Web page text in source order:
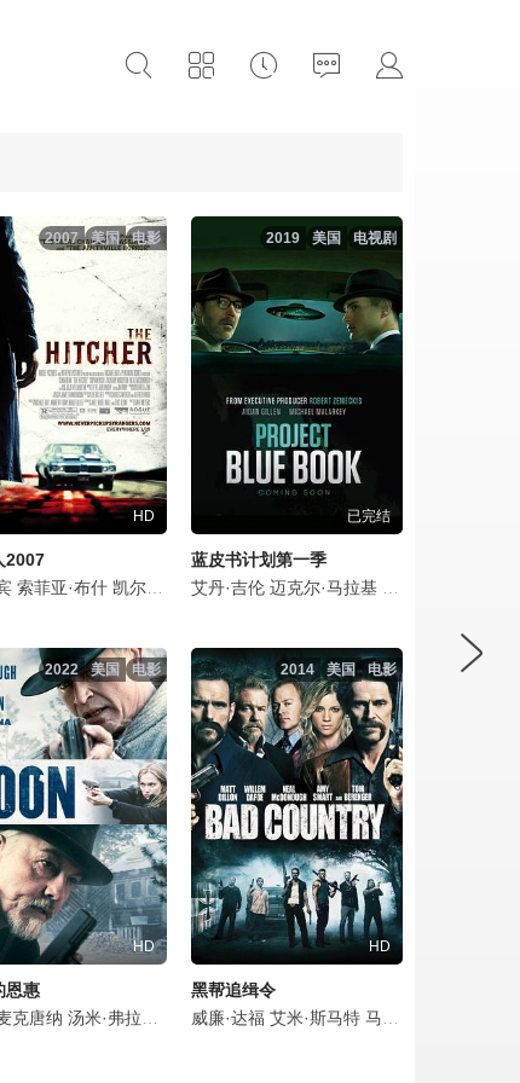
查兹 丹尼·赫斯顿 弗里·J·史密斯 鲁迪·拉莫斯 瑞恩·宾汉姆
罗比·阿梅尔 里克·考斯奈特 多米尼克·珀塞尔 温特沃斯·米勒
塔蒂亚娜·扎普蒂诺 安娜贝拉·莎拉 文森特·皮亚扎
·维特 莉莉·索博斯基 艾米·布伦尼曼 威廉·弗西斯
电影
美国
2007
HD
2007
索菲亚·布什 凯尔·戴维斯 扎克里·奈顿 尼尔·麦克唐纳
电视剧
美国
2019
已完结
蓝皮书计划第一季
艾丹·吉伦 迈克尔·马拉基
MacIntyre Patrick Ryan Todd Thomson Truman Tremblay
布里登·索柏 查尔斯·佩恩 马克·贝拉米 杰西·利普斯科姆
尔 维德尔·皮尔斯 杜勒·希尔 阿洛马·赖特 瑞秋·哈里斯
特勒 比利·康诺利 大卫·休里斯 安娜·弗莱尔 尼尔·麦克唐纳
电影
美国
2022
HD
恩惠
克唐纳 汤米·弗拉纳根 李截 克里斯蒂娜·奥乔亚 詹姆斯·马迪欧
电影
美国
2014
HD
黑帮追缉令
威廉·达福 艾米·斯马特 马特·狄龙